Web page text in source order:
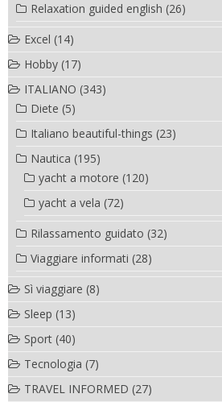
Relaxation guided english (26)
Excel (14)
Hobby (17)
ITALIANO (343)
Diete (5)
Italiano beautiful-things (23)
Nautica (195)
yacht a motore (120)
yacht a vela (72)
Rilassamento guidato (32)
Viaggiare informati (28)
Sì viaggiare (8)
Sleep (13)
Sport (40)
Tecnologia (7)
TRAVEL INFORMED (27)